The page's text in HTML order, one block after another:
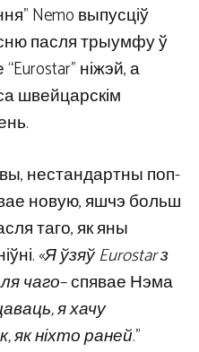
Nemo выпусціў
пасля трыумфу ў
ніжэй, а
швейцарскім
нестандартны поп-
новую, яшчэ больш
таго, як яны
«Я ўзяў Eurostar з
чаго– спявае Нэма
я хачу
як ніхто раней.”